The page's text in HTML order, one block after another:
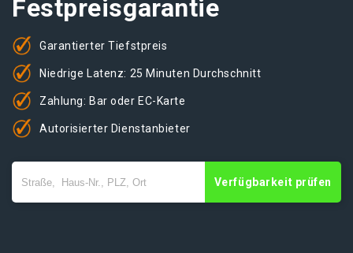
Festpreisgarantie
Garantierter Tiefstpreis
Niedrige Latenz: 25 Minuten Durchschnitt
Zahlung: Bar oder EC-Karte
Autorisierter Dienstanbieter
Verfügbarkeit prüfen